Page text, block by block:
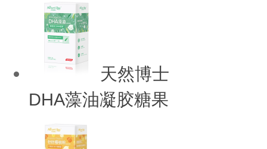
天然博士
DHA藻油凝胶糖果